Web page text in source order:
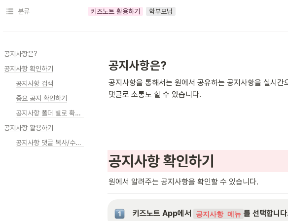
분류 키즈노트 활용하기 학부모님
공지사항은?
공지사항 확인하기
공지사항 검색
중요 공지 확인하기
공지사항 폴더 별로 확인하기
공지사항 활용하기
공지사항 댓글 복사/수정/삭제
공지사항은?
공지사항을 통해서는 원에서 공유하는 공지사항을 실시간
댓글로 소통도 할 수 있습니다.
공지사항 확인하기
원에서 알려주는 공지사항을 확인할 수 있습니다.
키즈노트 App에서 공지사항 메뉴 를 선택합니